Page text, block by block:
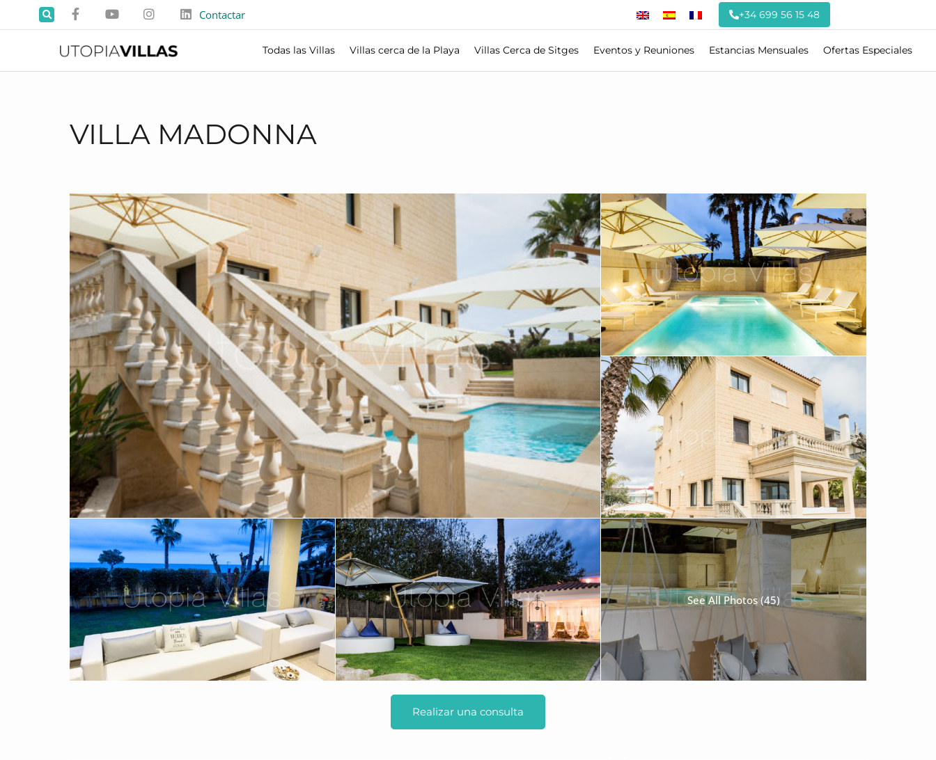
Contactar +34 699 56 15 48
Todas las Villas Villas cerca de la Playa Villas Cerca de Sitges Eventos y Reuniones Estancias Mensuales Ofertas Especiales
VILLA MADONNA
See All Photos (45)
Realizar una consulta